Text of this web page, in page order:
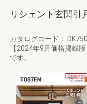
リシェント玄関引
カタログコード：
【2024年9月価格掲載
です。